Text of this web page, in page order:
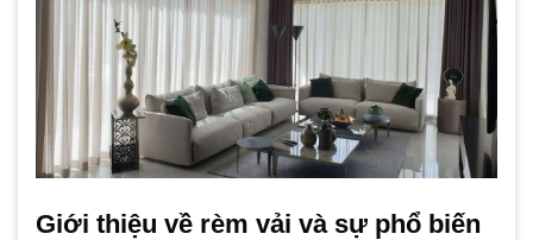
Giới thiệu về rèm vải và sự phổ biến